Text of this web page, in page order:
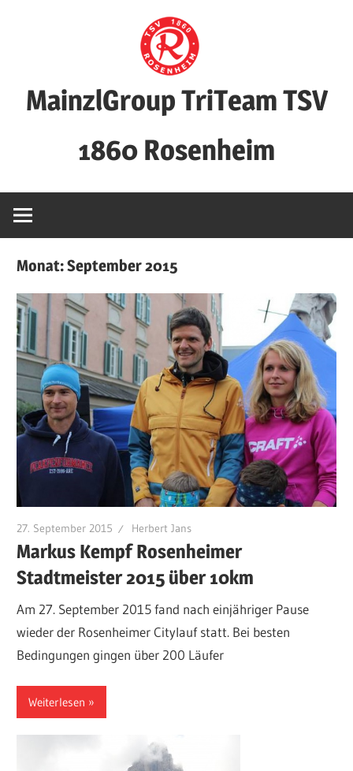
MainzlGroup TriTeam TSV
1860 Rosenheim
Monat:September 2015
27. September 2015 Herbert Jans
Markus Kempf Rosenheimer
Stadtmeister 2015 über 10km
Am 27. September 2015 fand nach einjähriger Pause
wieder der Rosenheimer Citylauf statt. Bei besten
Bedingungen gingen über 200 Läufer
Weiterlesen